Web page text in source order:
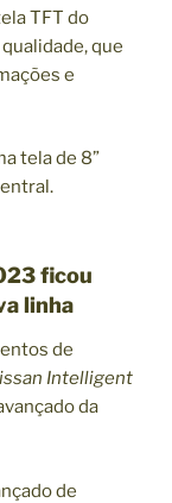
TFT do
que
e
tela de 8”
ficou
linha
de
Intelligent
da
de